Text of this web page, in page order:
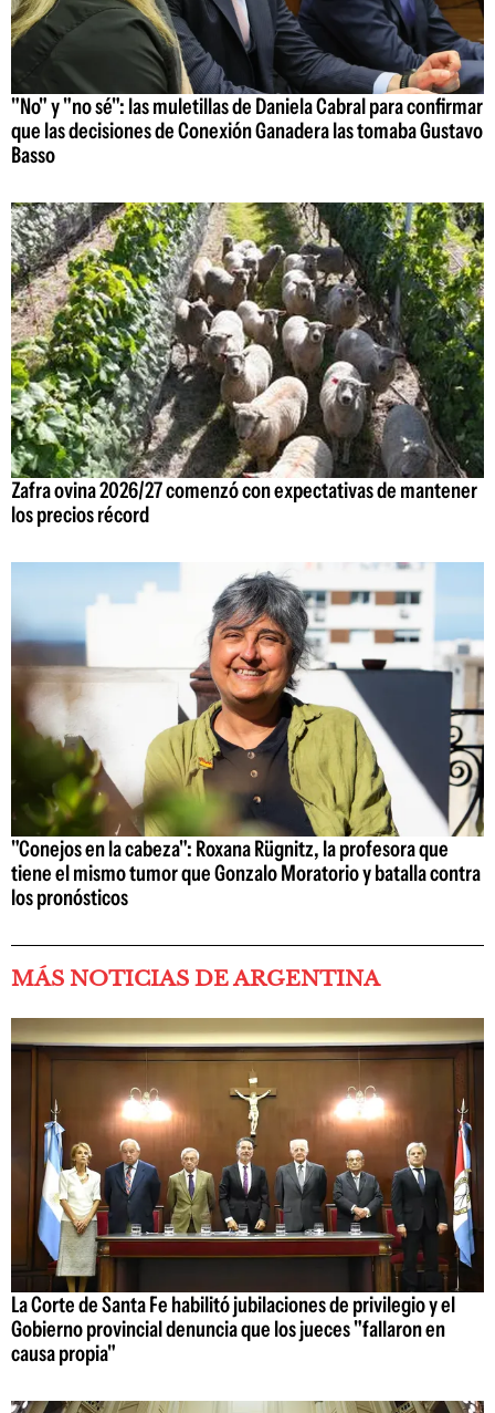
"No" y "no sé": las muletillas de Daniela Cabral para confirmar
que las decisiones de Conexión Ganadera las tomaba Gustavo
Basso
Zafra ovina 2026/27 comenzó con expectativas de mantener
los precios récord
"Conejos en la cabeza": Roxana Rügnitz, la profesora que
tiene el mismo tumor que Gonzalo Moratorio y batalla contra
los pronósticos
MÁS NOTICIAS DE ARGENTINA
La Corte de Santa Fe habilitó jubilaciones de privilegio y el
Gobierno provincial denuncia que los jueces "fallaron en
causa propia"